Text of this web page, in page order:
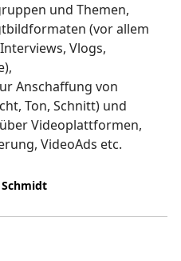
und Themen,
(vor allem
Vlogs,
Anschaffung von
Ton, Schnitt) und
Videoplattformen,
VideoAds etc.